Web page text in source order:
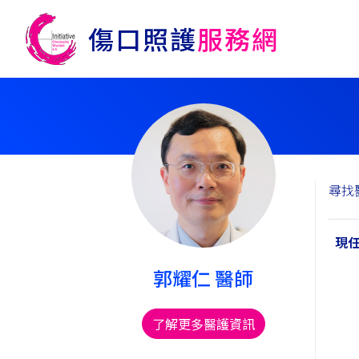
郭耀仁 醫師
了解更多醫護資訊
尋找
現